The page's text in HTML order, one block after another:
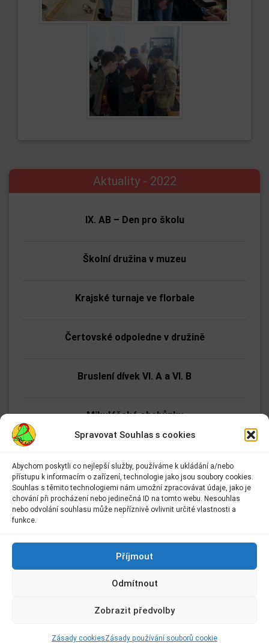
Spravovat Souhlas s cookies
Abychom poskytli co nejlepší služby, používáme k ukládání a/nebo
přístupu k informacím o zařízení, technologie jako jsou soubory cookies.
Souhlas s těmito technologiemi nám umožní zpracovávat údaje, jako je
chování při procházení nebo jedinečná ID na tomto webu. Nesouhlas
nebo odvolání souhlasu může nepříznivě ovlivnit určité vlastnosti a
funkce.
Příjmout
Odmítnout
Zobrazit předvolby
Zásady cookiesZásady používání souborů cookie
Aktuality - 2022
IX. AB – Den pro školu
Školní družina v muzeu
Krajské turnaje ve florbale
Čertovské odpoledne v družině
Bruslení dívek VI. A a VI. B
Mikulášské obchůzky
Bruslení dívek z VIII. A a VIII. B
Víceboj základních škol
Kroužek výtvarné techniky
Adresa:
Základní škola Kolín II.
Kmochova 943
Kontakt:
E-mail: info@2zskolin.cz
–
© 2018 - 2026 JON.CZ